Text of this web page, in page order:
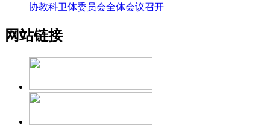
协教科卫体委员会全体会议召开
网站链接